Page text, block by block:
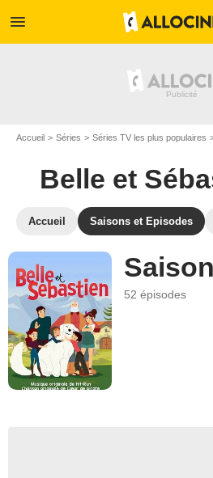
menu
Accueil Séries Séries TV les plus populaires
Belle et
Accueil Saisons et Episodes
52 épisodes